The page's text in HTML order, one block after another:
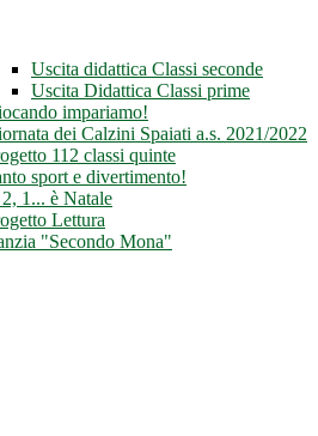
Uscita didattica Classi seconde
Uscita Didattica Classi prime
impariamo!
dei Calzini Spaiati a.s. 2021/2022
112 classi quinte
sport e divertimento!
1... è Natale
Lettura
"Secondo Mona"